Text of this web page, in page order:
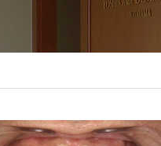
部分歯列矯正、レーザ
療による前歯の審美歯